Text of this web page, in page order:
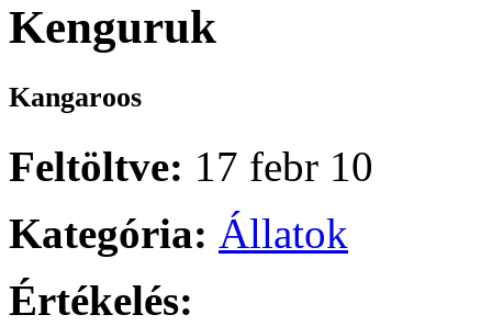
Kenguruk
Kangaroos
Feltöltve: 17 febr 10
Kategória: Állatok
Értékelés: